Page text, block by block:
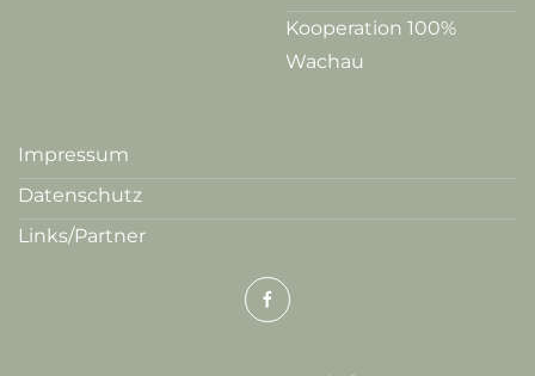
Kooperation 100%
Wachau
Impressum
Datenschutz
Links/Partner